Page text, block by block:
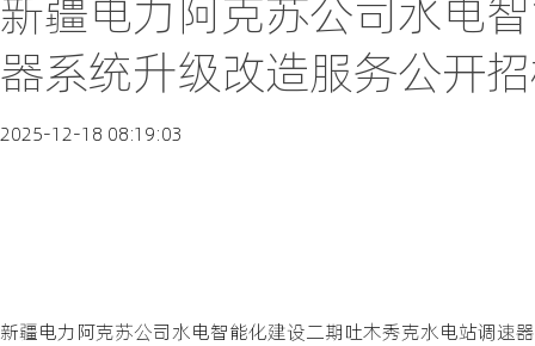
新疆电力阿克苏公司水电
器系统升级改造服务公开
2025-12-18 08:19:03
新疆电力阿克苏公司水电智能化建设二期吐木秀克水电站调速